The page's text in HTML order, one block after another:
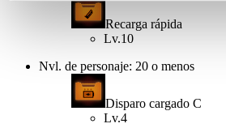
Recarga rápida
Lv.10
Nvl. de personaje: 20 o menos
Disparo cargado C
Lv.4